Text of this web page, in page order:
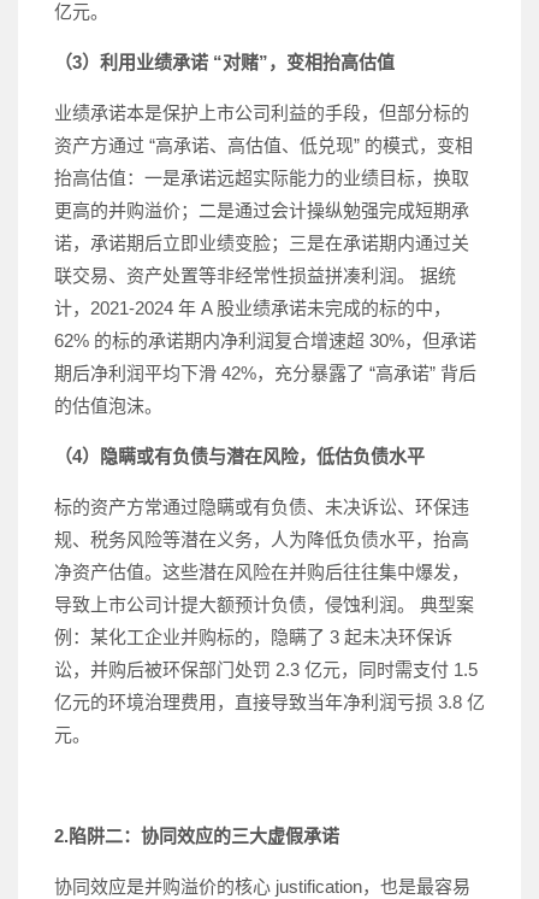
亿元。
（3）利用业绩承诺 “对赌”，变相抬高估值
业绩承诺本是保护上市公司利益的手段，但部分标的
资产方通过 “高承诺、高估值、低兑现” 的模式，变相
抬高估值：一是承诺远超实际能力的业绩目标，换取
更高的并购溢价；二是通过会计操纵勉强完成短期承
诺，承诺期后立即业绩变脸；三是在承诺期内通过关
联交易、资产处置等非经常性损益拼凑利润。 据统
计，2021-2024 年 A 股业绩承诺未完成的标的中，
62% 的标的承诺期内净利润复合增速超 30%，但承诺
期后净利润平均下滑 42%，充分暴露了 “高承诺” 背后
的估值泡沫。
（4）隐瞒或有负债与潜在风险，低估负债水平
标的资产方常通过隐瞒或有负债、未决诉讼、环保违
规、税务风险等潜在义务，人为降低负债水平，抬高
净资产估值。这些潜在风险在并购后往往集中爆发，
导致上市公司计提大额预计负债，侵蚀利润。 典型案
例：某化工企业并购标的，隐瞒了 3 起未决环保诉
讼，并购后被环保部门处罚 2.3 亿元，同时需支付 1.5
亿元的环境治理费用，直接导致当年净利润亏损 3.8 亿
元。
2.陷阱二：协同效应的三大虚假承诺
协同效应是并购溢价的核心 justification，也是最容易